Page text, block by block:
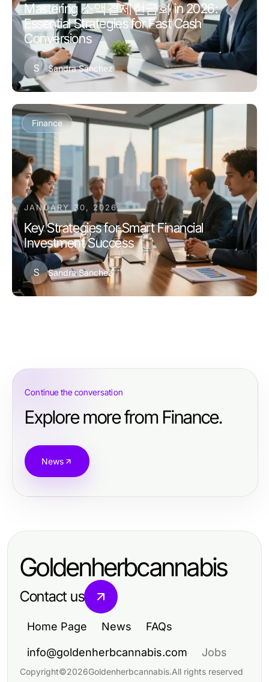
Mastering 소액결제현금화 in 2026:
Essential Strategies for Fast Cash
Conversions
S Sandra Sanchez
Finance
JANUARY 30, 2026
Key Strategies for Smart Financial
Investment Success
S Sandra Sanchez
Continue the conversation
Explore more from Finance.
News
Goldenherbcannabis
Contact us
Home Page News FAQs
info@goldenherbcannabis.com Jobs
Copyright©2026Goldenherbcannabis.All rights reserved